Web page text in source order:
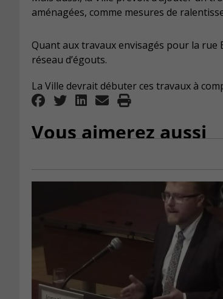
aménagées, comme mesures de
Quant aux travaux envisagés pour la
réseau d’égouts.
La Ville devrait débuter ces travaux à
Vous aimerez aussi